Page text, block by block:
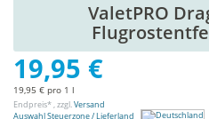
ValetPRO
19,95 €
19,95 € pro 1 l
Endpreis* , zzgl.Versand
Auswahl Steuerzone / Lieferland